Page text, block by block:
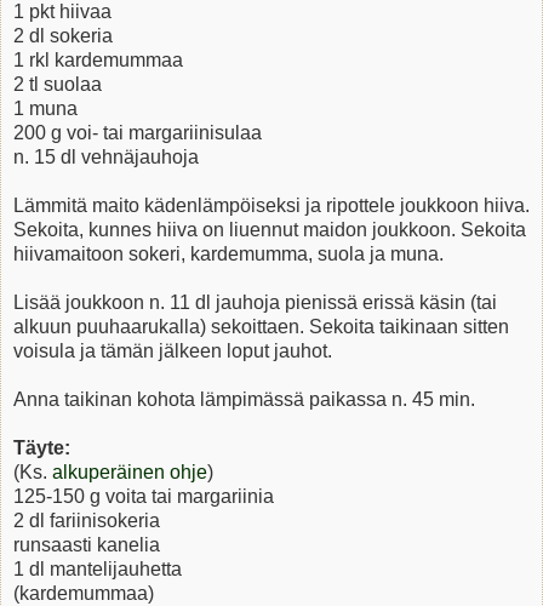
1 pkt hiivaa
2 dl sokeria
1 rkl kardemummaa
2 tl suolaa
1 muna
200 g voi- tai margariinisulaa
n. 15 dl vehnäjauhoja
Lämmitä maito kädenlämpöiseksi ja ripottele joukkoon hiiva.
Sekoita, kunnes hiiva on liuennut maidon joukkoon. Sekoita
hiivamaitoon sokeri, kardemumma, suola ja muna.
Lisää joukkoon n. 11 dl jauhoja pienissä erissä käsin (tai
alkuun puuhaarukalla) sekoittaen. Sekoita taikinaan sitten
voisula ja tämän jälkeen loput jauhot.
Anna taikinan kohota lämpimässä paikassa n. 45 min.
Täyte:
(Ks. alkuperäinen ohje)
125-150 g voita tai margariinia
2 dl fariinisokeria
runsaasti kanelia
1 dl mantelijauhetta
(kardemummaa)